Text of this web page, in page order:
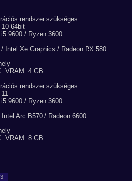
rendszer szükséges
10 64bit
9600 / Ryzen 3600
Intel Xe Graphics / Radeon RX 580
VRAM: 4 GB
rendszer szükséges
11
9600 / Ryzen 3600
Arc B570 / Radeon 6600
VRAM: 8 GB
3